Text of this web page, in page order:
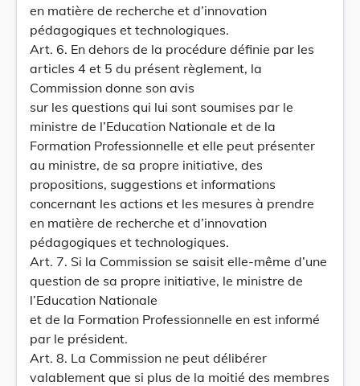
en matière de recherche et d’innovation
pédagogiques et technologiques.
Art. 6. En dehors de la procédure définie par les
articles 4 et 5 du présent règlement, la
Commission donne son avis
sur les questions qui lui sont soumises par le
ministre de l’Education Nationale et de la
Formation Professionnelle et elle peut présenter
au ministre, de sa propre initiative, des
propositions, suggestions et informations
concernant les actions et les mesures à prendre
en matière de recherche et d’innovation
pédagogiques et technologiques.
Art. 7. Si la Commission se saisit elle-même d’une
question de sa propre initiative, le ministre de
l’Education Nationale
et de la Formation Professionnelle en est informé
par le président.
Art. 8. La Commission ne peut délibérer
valablement que si plus de la moitié des membres